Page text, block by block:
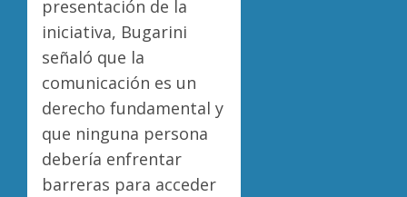
presentación de la
iniciativa, Bugarini
señaló que la
comunicación es un
derecho fundamental y
que ninguna persona
debería enfrentar
barreras para acceder